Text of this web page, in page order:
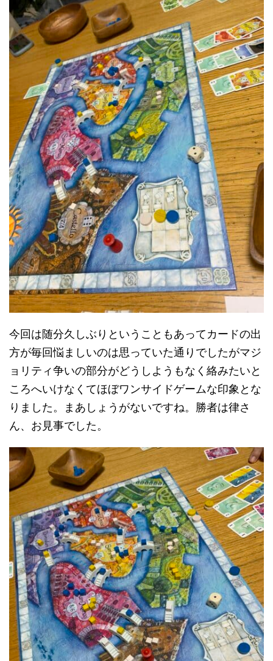
今回は随分久しぶりということもあってカードの出
方が毎回悩ましいのは思っていた通りでしたがマジ
ョリティ争いの部分がどうしようもなく絡みたいと
ころへいけなくてほぼワンサイドゲームな印象とな
りました。まあしょうがないですね。勝者は律さ
ん、お見事でした。